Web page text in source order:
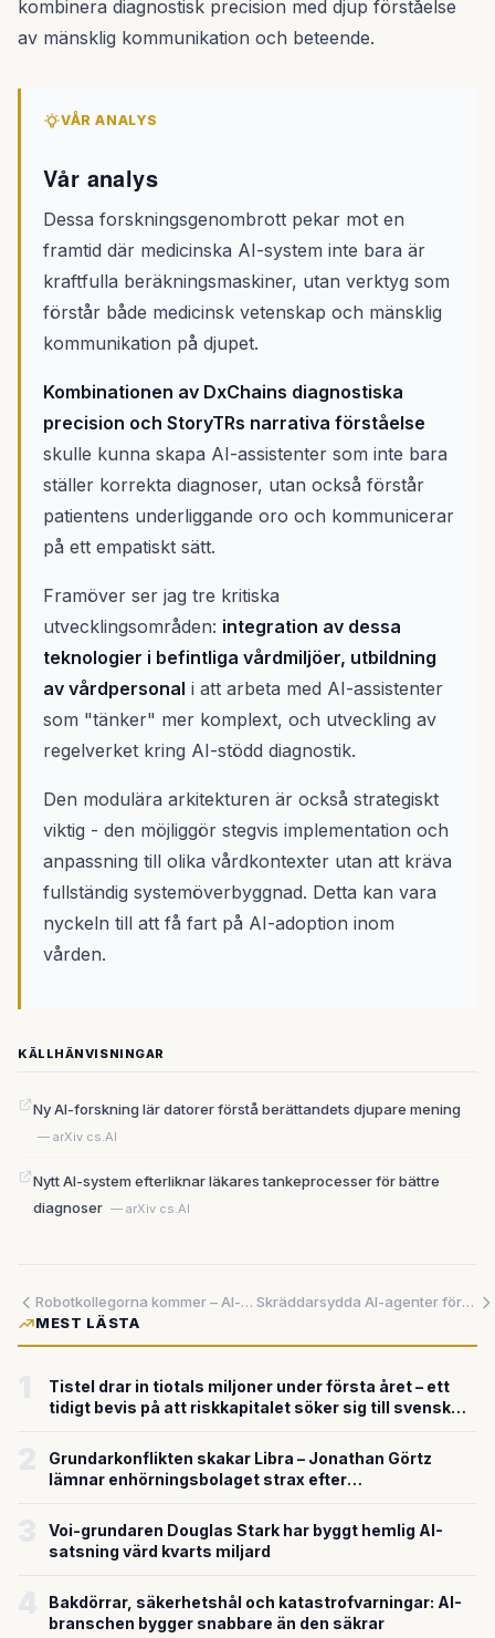
kombinera diagnostisk precision med djup förståelse
av mänsklig kommunikation och beteende.
VÅR ANALYS
Vår analys
Dessa forskningsgenombrott pekar mot en
framtid där medicinska AI-system inte bara är
kraftfulla beräkningsmaskiner, utan verktyg som
förstår både medicinsk vetenskap och mänsklig
kommunikation på djupet.
Kombinationen av DxChains diagnostiska
precision och StoryTRs narrativa förståelse
skulle kunna skapa AI-assistenter som inte bara
ställer korrekta diagnoser, utan också förstår
patientens underliggande oro och kommunicerar
på ett empatiskt sätt.
Framöver ser jag tre kritiska
utvecklingsområden: integration av dessa
teknologier i befintliga vårdmiljöer, utbildning
av vårdpersonal i att arbeta med AI-assistenter
som "tänker" mer komplext, och utveckling av
regelverket kring AI-stödd diagnostik.
Den modulära arkitekturen är också strategiskt
viktig - den möjliggör stegvis implementation och
anpassning till olika vårdkontexter utan att kräva
fullständig systemöverbyggnad. Detta kan vara
nyckeln till att få fart på AI-adoption inom
vården.
KÄLLHÄNVISNINGAR
Ny AI-forskning lär datorer förstå berättandets djupare mening
— arXiv cs.AI
Nytt AI-system efterliknar läkares tankeprocesser för bättre
diagnoser — arXiv cs.AI
Robotkollegorna kommer – AI-agenter lämnar forskarvärlden för att automatisera arbetsplatser
Skräddarsydda AI-agenter förvandlar regelkrångel till konkurrensfördelar
MEST LÄSTA
Tistel drar in tiotals miljoner under första året – ett
tidigt bevis på att riskkapitalet söker sig till svensk
Grundarkonflikten skakar Libra – Jonathan Görtz
lämnar enhörningsbolaget strax efter
Voi-grundaren Douglas Stark har byggt hemlig AI-
satsning värd kvarts miljard
Bakdörrar, säkerhetshål och katastrofvarningar: AI-
branschen bygger snabbare än den säkrar